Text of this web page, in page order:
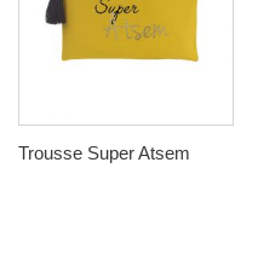
Trousse Super Atsem